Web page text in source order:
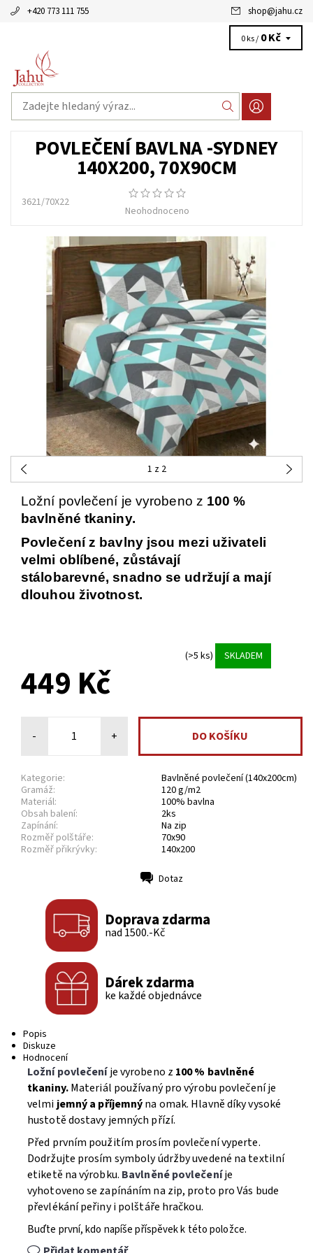
+420 773 111 755 shop@jahu.cz
0 ks / 0 Kč
POVLEČENÍ BAVLNA -SYDNEY
140X200, 70X90CM
3621/70X22
Neohodnoceno
1 z 2
Ložní povlečení je vyrobeno z 100 %
bavlněné tkaniny.
Povlečení z bavlny jsou mezi uživateli
velmi oblíbené, zůstávají
stálobarevné,snadno se udržujía mají
dlouhou životnost.
(>5 ks) SKLADEM
449 Kč
- +
Kategorie:
Bavlněné povlečení (140x200cm)
Gramáž:
120 g/m2
Materiál:
100% bavlna
Obsah balení:
2ks
Zapínání:
Na zip
Rozměř polštáře:
70x90
Rozměř přikrývky:
140x200
Dotaz
Doprava zdarma
nad 1500.-Kč
Dárek zdarma
ke každé objednávce
Popis
Diskuze
Hodnocení
Ložní povlečeníje vyrobeno z 100 % bavlněné
tkaniny.Materiál používaný pro výrobu povlečení je
velmi jemný a příjemnýna omak. Hlavně díky vysoké
hustotě dostavy jemných přízí.
Před prvním použitím prosím povlečení vyperte.
Dodržujte prosím symboly údržby uvedené na textilní
etiketě na výrobku. Bavlněné povlečeníje
vyhotoveno se zapínáním na zip, proto pro Vás bude
převlékání peřiny i polštáře hračkou.
Buďte první, kdo napíše příspěvek k této položce.